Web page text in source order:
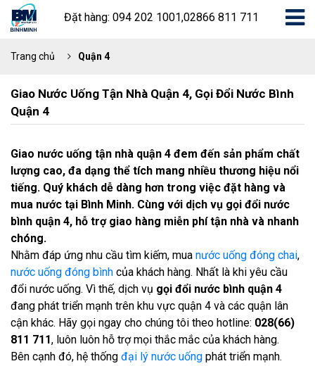
Đặt hàng: 094 202 1001,02866 811 711
Trang chủ Quận 4
Giao Nước Uống Tận Nhà Quận 4, Gọi Đổi Nước Bình
Quận 4
Giao nước uống tận nhà quận 4 đem đến sản phẩm chất
lượng cao, đa dạng thể tích mang nhiều thương hiệu nổi
tiếng. Quý khách dễ dàng hơn trong việc đặt hàng và
mua nước tại Bình Minh. Cùng với dịch vụ gọi đổi nước
bình quận 4, hỗ trợ giao hàng miễn phí tận nhà và nhanh
chóng.
Nhằm đáp ứng nhu cầu tìm kiếm, mua nước uống đóng chai,
nước uống đóng bình của khách hàng. Nhất là khi yêu cầu
đổi nước uống. Vì thế, dịch vụ gọi đổi nước bình quận 4
đang phát triển mạnh trên khu vực quận 4 và các quận lân
cận khác. Hãy gọi ngay cho chúng tôi theo hotline: 028(66)
811 711, luôn luôn hỗ trợ mọi thắc mắc của khách hàng.
Bên cạnh đó, hệ thống đại lý nước uống phát triển mạnh.